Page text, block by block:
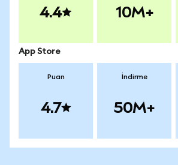
4.4 10M+
App Store
Puan
4.7
İndirme
50M+